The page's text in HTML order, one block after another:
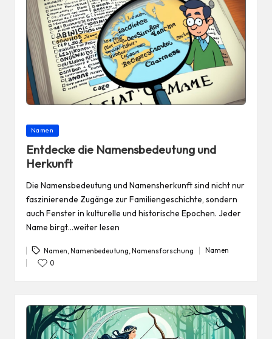
Posted
Namen
Entdecke die Namensbedeutung und
Herkunft
Die Namensbedeutung und Namensherkunft sind nicht nur
faszinierende Zugänge zur Familiengeschichte, sondern
auch Fenster in kulturelle und historische Epochen. Jeder
Name birgt…weiter lesen
Tags:
Namen,Namenbedeutung,Namensforschung
Posted
Namen
0